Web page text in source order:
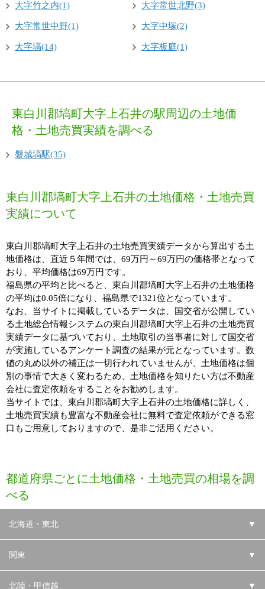
大字竹之内(1) 大字常世北野(3)
大字常世中野(1) 大字中塚(2)
大字塙(14) 大字板庭(1)
東白川郡塙町大字上石井の駅周辺の土地価
格・土地売買実績を調べる
磐城塙駅(35)
東白川郡塙町大字上石井の土地価格・土地売買
実績について
東白川郡塙町大字上石井の土地売買実績データから算出する土
地価格は、直近５年間では、69万円～69万円の価格帯となって
おり、平均価格は69万円です。
福島県の平均と比べると、東白川郡塙町大字上石井の土地価格
の平均は0.05倍になり、福島県で1321位となっています。
なお、当サイトに掲載しているデータは、国交省が公開してい
る土地総合情報システムの東白川郡塙町大字上石井の土地売買
実績データに基づいており、土地取引の当事者に対して国交省
が実施しているアンケート調査の結果が元となっています。数
値の丸め以外の補正は一切行われていませんが、土地価格は個
別の事情で大きく変わるため、土地価格を知りたい方は不動産
会社に査定依頼をすることをお勧めします。
当サイトでは、東白川郡塙町大字上石井の土地価格に詳しく、
土地売買実績も豊富な不動産会社に無料で査定依頼ができる窓
口もご用意しておりますので、是非ご活用ください。
都道府県ごとに土地価格・土地売買の相場を調
べる
北海道・東北 ▼
関東 ▼
北陸・甲信越 ▼